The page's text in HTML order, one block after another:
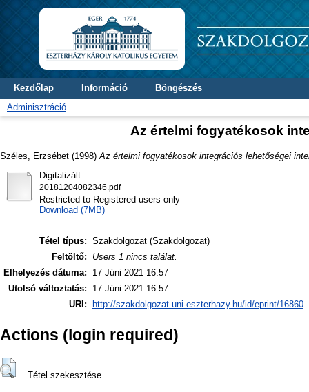
Kezdőlap Információ
Böngészés
Adminisztráció
Az értelmi fogyatékosok
Széles, Erzsébet (1998) Az értelmi fogyatékosok integrációs lehetőségei
Digitalizált
20181204082346.pdf
Restricted to Registered users only
Download (7MB)
Tétel típus: Szakdolgozat (Szakdolgozat)
Feltöltő:
Users 1 nincs találat.
Elhelyezés dátuma:
17 Júni 2021 16:57
Utolsó változtatás:
17 Júni 2021 16:57
URI:
http://szakdolgozat.uni-eszterhazy.hu/id/eprint/16860
Actions (login required)
Tétel szekesztése